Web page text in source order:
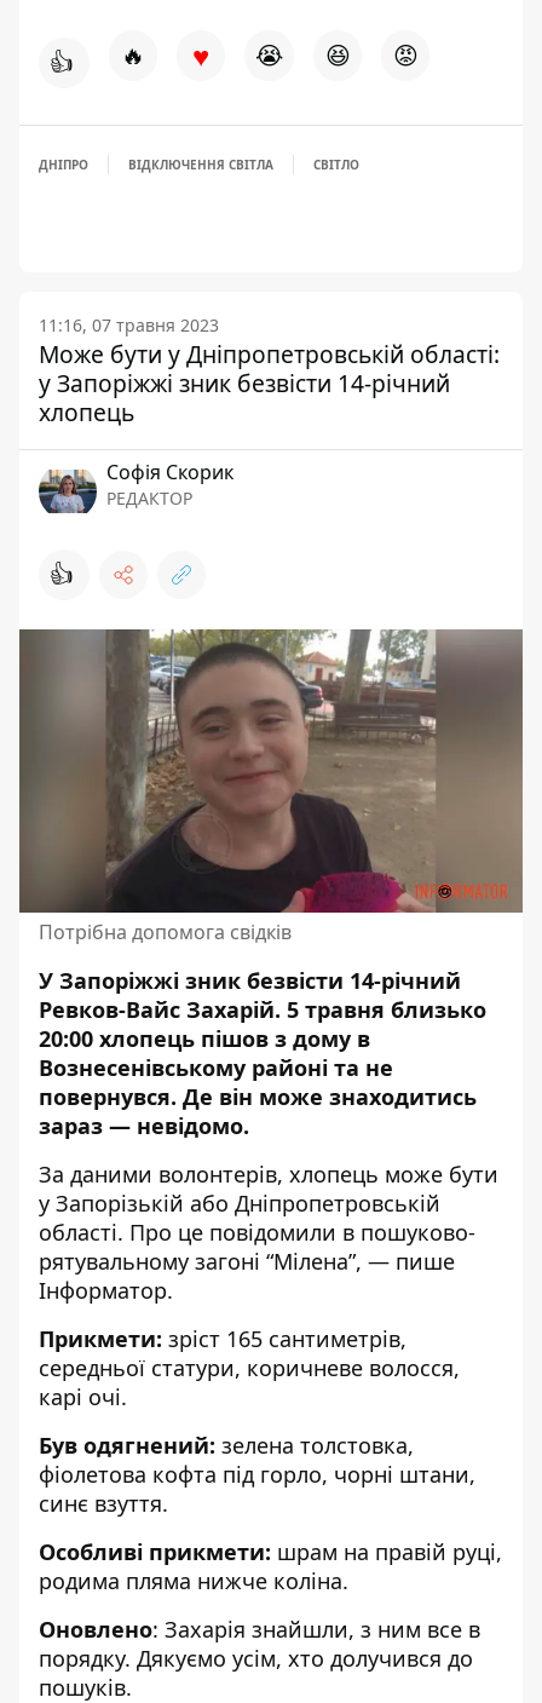
👍 🔥 ♥ 😭 😆 😡
ДНІПРО ВІДКЛЮЧЕННЯ СВІТЛА СВІТЛО
11:16, 07 травня 2023
Може бути у Дніпропетровській області:
у Запоріжжі зник безвісти 14-річний
хлопець
Софія Скорик
РЕДАКТОР
👍
Потрібна допомога свідків
У Запоріжжі зник безвісти 14-річний
Ревков-Вайс Захарій. 5 травня близько
20:00 хлопець пішов з дому в
Вознесенівському районі та не
повернувся. Де він може знаходитись
зараз — невідомо.
За даними волонтерів, хлопець може бути
у Запорізькій або Дніпропетровській
області. Про це повідомили в пошуково-
рятувальному загоні “Мілена”, — пише
Інформатор.
Прикмети: зріст 165 сантиметрів,
середньої статури, коричневе волосся,
карі очі.
Був одягнений: зелена толстовка,
фіолетова кофта під горло, чорні штани,
синє взуття.
Особливі прикмети: шрам на правій руці,
родима пляма нижче коліна.
Оновлено: Захарія знайшли, з ним все в
порядку. Дякуємо усім, хто долучився до
пошуків.